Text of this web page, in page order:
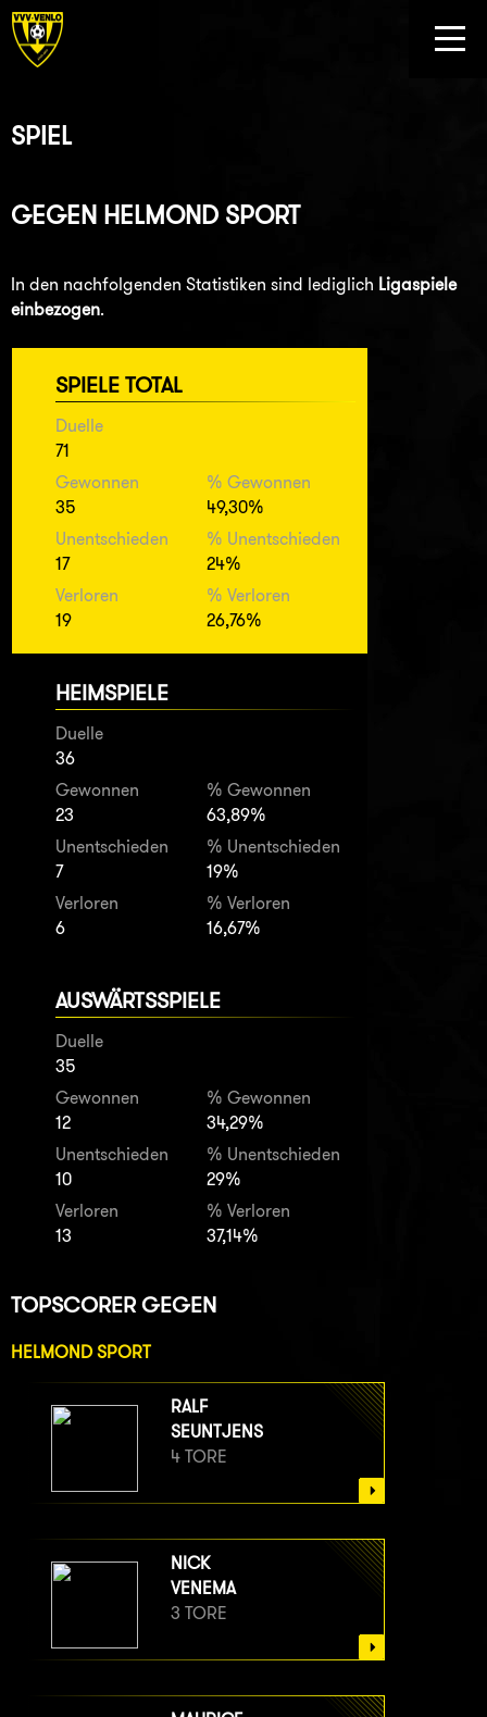
SPIEL
GEGEN HELMOND SPORT
In den nachfolgenden Statistiken sind lediglich Ligaspiele
einbezogen.
SPIELE TOTAL
Duelle
71
Gewonnen
35
% Gewonnen
49,30%
Unentschieden
17
% Unentschieden
24%
Verloren
19
% Verloren
26,76%
HEIMSPIELE
Duelle
36
Gewonnen
23
% Gewonnen
63,89%
Unentschieden
7
% Unentschieden
19%
Verloren
6
% Verloren
16,67%
AUSWÄRTSSPIELE
Duelle
35
Gewonnen
12
% Gewonnen
34,29%
Unentschieden
10
% Unentschieden
29%
Verloren
13
% Verloren
37,14%
TOPSCORER GEGEN
HELMOND SPORT
RALF
SEUNTJENS
4 TORE
NICK
VENEMA
3 TORE